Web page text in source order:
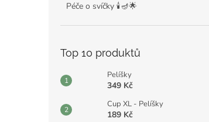
Péče o svíčky 🕯️🪔🌟
Top 10 produktů
Pelíšky
349 Kč
Cup XL - Pelíšky
189 Kč